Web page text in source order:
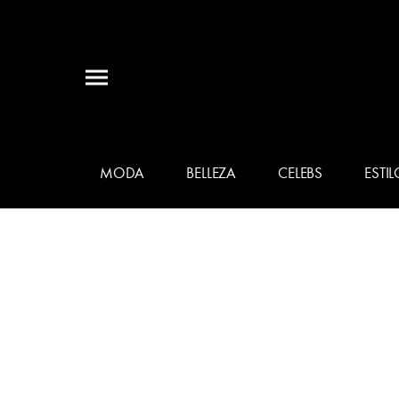
MODA BELLEZA CELEBS